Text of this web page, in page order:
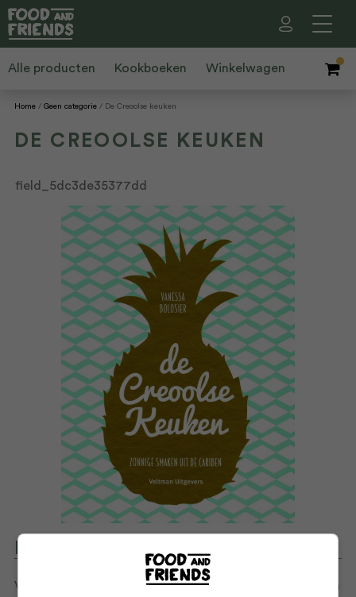
Alle producten Kookboeken Winkelwagen
Home Geen categorie De Creoolse keuken
DE CREOOLSE KEUKEN
field_5dc3de35377dd
Productomschrijving
Vanessa Bolosier laat zich inspireren door de gerechten